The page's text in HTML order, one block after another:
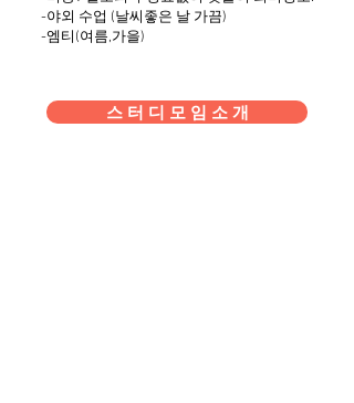
-야외 수업 (날씨좋은 날 가끔)
-엠티(여름,가을)
스 터 디 모 임 소 개